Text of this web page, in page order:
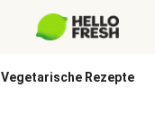
Vegetarische Rezepte